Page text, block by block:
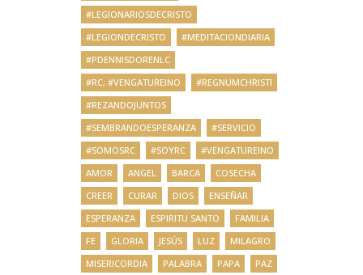
#LEGIONARIOSDECRISTO
#LEGIONDECRISTO
#MEDITACIONDIARIA
#PDENNISDORENLC
#RC; #VENGATUREINO
#REGNUMCHRISTI
#REZANDOJUNTOS
#SEMBRANDOESPERANZA
#SERVICIO
#SOMOSRC
#SOYRC
#VENGATUREINO
AMOR
ANGEL BARCA
COSECHA
CREER
CURAR DIOS
ENSEÑAR
ESPERANZA
ESPIRITU SANTO
FAMILIA
FE
GLORIA JESÚS LUZ
MILAGRO
MISERICORDIA
PALABRA PAPA
PAZ